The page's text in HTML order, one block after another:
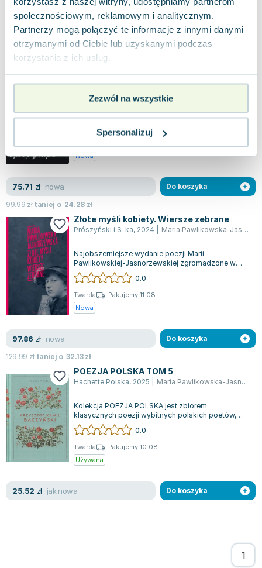
społecznościowym, reklamowym i analitycznym.
Partnerzy mogą połączyć te informacje z innymi danymi
otrzymanymi od Ciebie lub uzyskanymi podczas
korzystania z ich usług.
Zezwól na wszystkie
Spersonalizuj
Nowa
63.90zł nowa
69.90 taniej o 6.00
Do koszyka
w poezji skroplone
Vectra,2025| Aleksandra J. Ostroch,Maria Pawlikowska-Jasnorzewska
Maria Pawlikowska-Jasnorzewska, znana jako
poetka miłości, jest postacią o niezwykłej
wieloaspektowej osobowości. Jej życie przypo...
Nowa
75.71 zł nowa
99.99złtaniej o 24.28 zł
Do koszyka
Złote myśli kobiety. Wiersze zebrane
Prószyński i S-ka, 2024 Maria Pawlikowska-Jasnorzewska
Najobszerniejsze wydanie poezji Marii
Pawlikowskiej-Jasnorzewskiej zgromadzone w
jednej książce stanowi prawdziwy skarb dla
miłośn...
0.0
Twarda
Pakujemy 11.08
Nowa
97.86 zł nowa
129.99zł taniej o32.13zł
Do koszyka
POEZJA POLSKA TOM 5
Hachette Polska, 2025 Maria Pawlikowska-Jasnorzewska
Kolekcja POEZJA POLSKA jest zbiorem
klasycznych poezji wybitnych polskich poetów,
mi.in. Mickiewicza, Norwida czy Tuwima…
Prezentu...
0.0
Twarda
Pakujemy 10.08
Używana
25.52 zł jak nowa Do koszyka